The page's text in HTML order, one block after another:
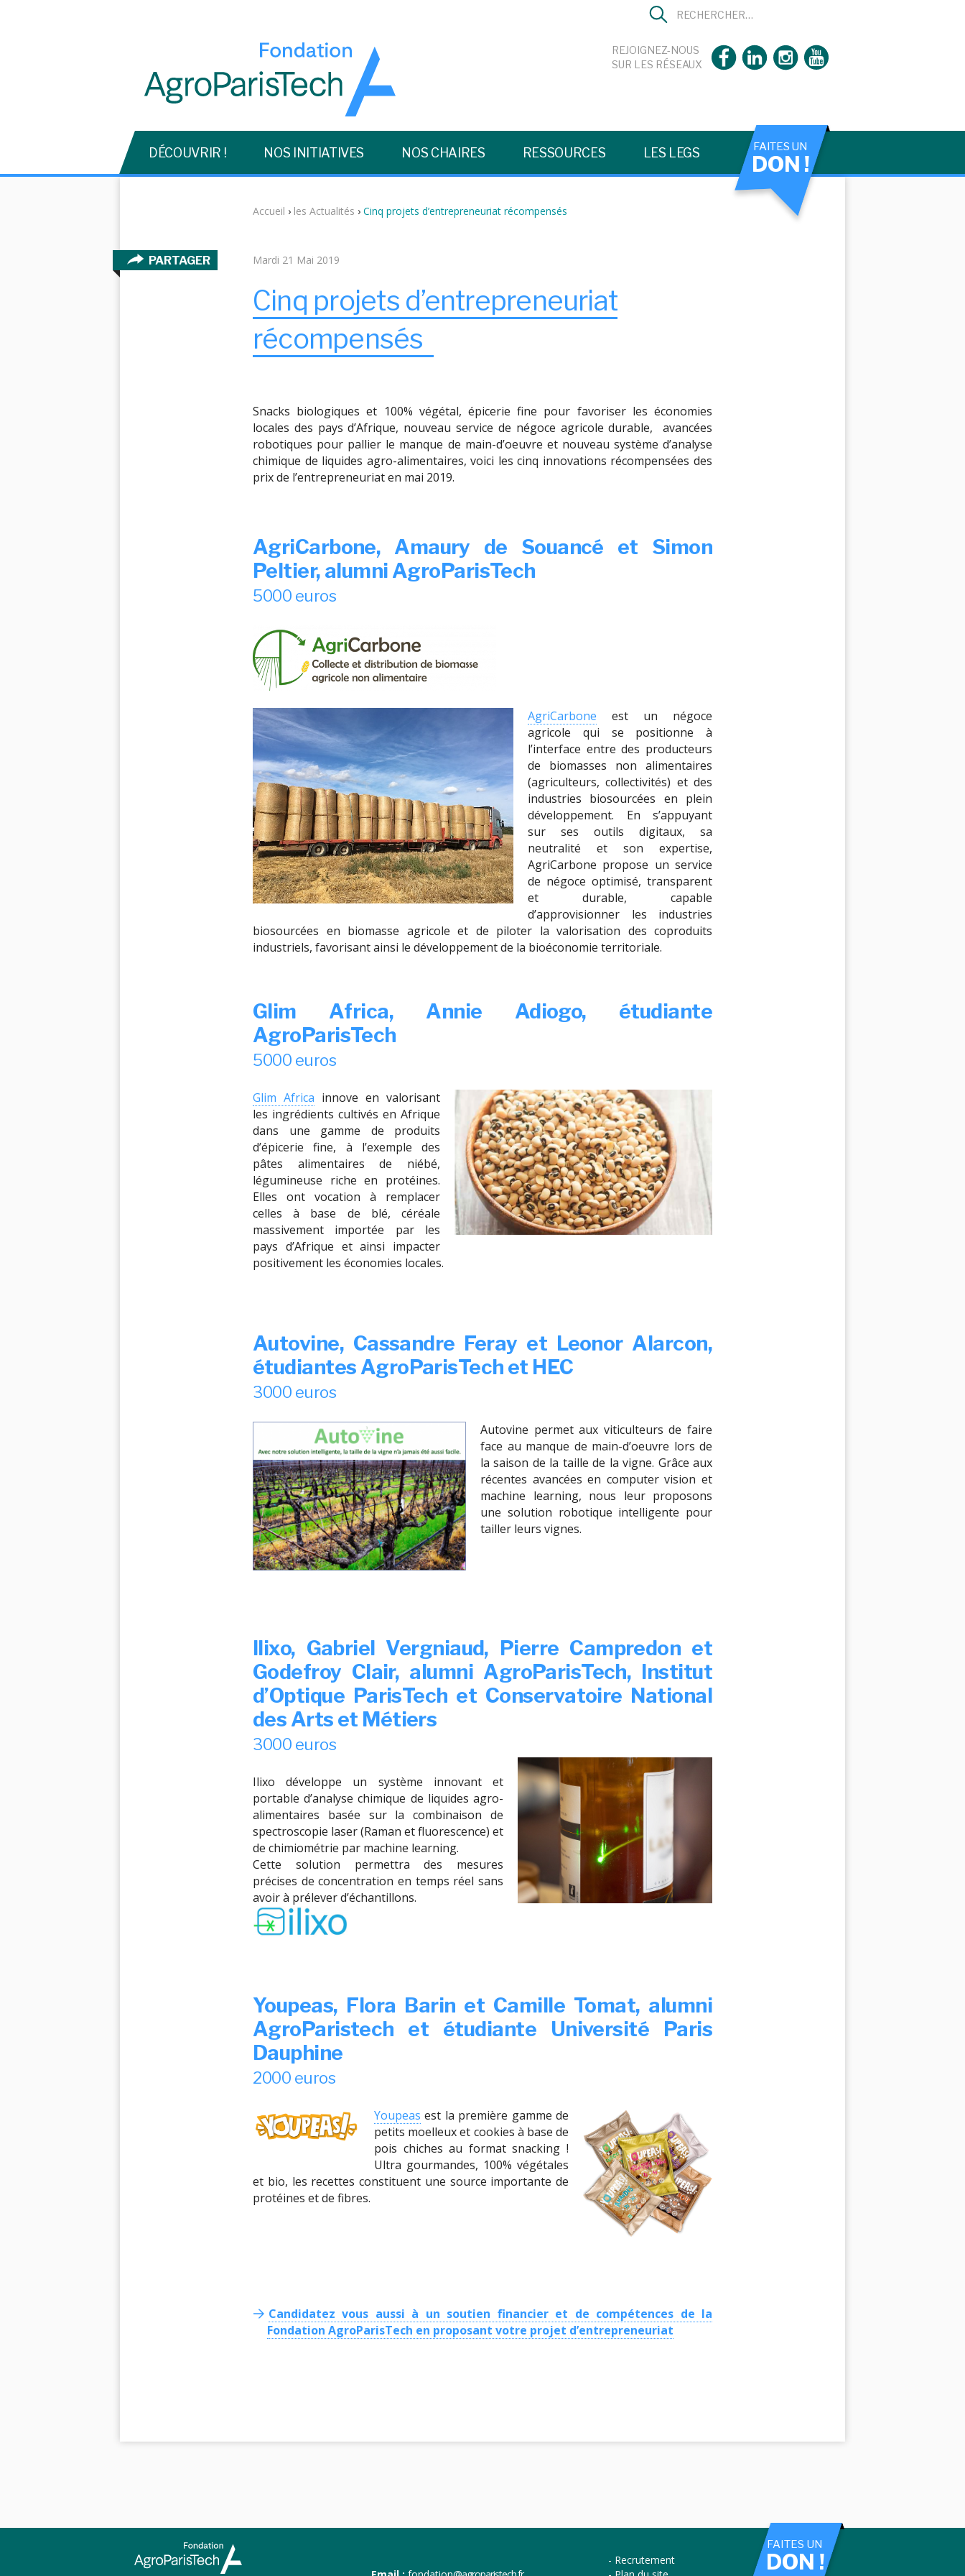
REJOIGNEZ-NOUS
SUR LES RÉSEAUX
DÉCOUVRIR ! NOS INITIATIVES NOS CHAIRES RESSOURCES LES LEGS FAITES UN
DON !
PARTAGER
Accueil › les Actualités › Cinq projets d’entrepreneuriat récompensés
Mardi 21 Mai 2019
Cinq projets d’entrepreneuriat
récompensés
Snacks biologiques et 100% végétal, épicerie fine pour favoriser les économies
locales des pays d’Afrique, nouveau service de négoce agricole durable, avancées
robotiques pour pallier le manque de main-d’oeuvre et nouveau système d’analyse
chimique de liquides agro-alimentaires, voici les cinq innovations récompensées des
prix de l’entrepreneuriat en mai 2019.
AgriCarbone, Amaury de Souancé et Simon
Peltier, alumni AgroParisTech
5000 euros
AgriCarbone est un négoce
agricole qui se positionne à
l’interface entre des producteurs
de biomasses non alimentaires
(agriculteurs, collectivités) et des
industries biosourcées en plein
développement. En s’appuyant
sur ses outils digitaux, sa
neutralité et son expertise,
AgriCarbone propose un service
de négoce optimisé, transparent
et durable, capable
d’approvisionner les industries
biosourcées en biomasse agricole et de piloter la valorisation des coproduits
industriels, favorisant ainsi le développement de la bioéconomie territoriale.
Glim Africa, Annie Adiogo, étudiante
AgroParisTech
5000 euros
Glim Africa innove en valorisant
les ingrédients cultivés en Afrique
dans une gamme de produits
d’épicerie fine, à l’exemple des
pâtes alimentaires de niébé,
légumineuse riche en protéines.
Elles ont vocation à remplacer
celles à base de blé, céréale
massivement importée par les
pays d’Afrique et ainsi impacter
positivement les économies locales.
Autovine, Cassandre Feray et Leonor Alarcon,
étudiantes AgroParisTech et HEC
3000 euros
Autovine permet aux viticulteurs de faire
face au manque de main-d’oeuvre lors de
la saison de la taille de la vigne. Grâce aux
récentes avancées en computer vision et
machine learning, nous leur proposons
une solution robotique intelligente pour
tailler leurs vignes.
Ilixo, Gabriel Vergniaud, Pierre Campredon et
Godefroy Clair, alumni AgroParisTech, Institut
d’Optique ParisTech et Conservatoire National
des Arts et Métiers
3000 euros
Ilixo développe un système innovant et
portable d’analyse chimique de liquides agro-
alimentaires basée sur la combinaison de
spectroscopie laser (Raman et fluorescence) et
de chimiométrie par machine learning.
Cette solution permettra des mesures
précises de concentration en temps réel sans
avoir à prélever d’échantillons.
Youpeas, Flora Barin et Camille Tomat, alumni
AgroParistech et étudiante Université Paris
Dauphine
2000 euros
Youpeas est la première gamme de
petits moelleux et cookies à base de
pois chiches au format snacking !
Ultra gourmandes, 100% végétales
et bio, les recettes constituent une source importante de
protéines et de fibres.
Candidatez vous aussi à un soutien financier et de compétences de la
Fondation AgroParisTech en proposant votre projet d’entrepreneuriat
Recrutement
FAITES UN
DON !